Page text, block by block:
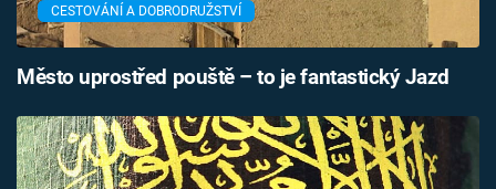
CESTOVÁNÍ A DOBRODRUŽSTVÍ
Město uprostřed pouště – to je fantastický Jazd